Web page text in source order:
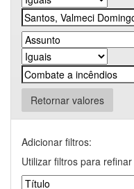
Retornar valores
Adicionar filtros:
Utilizar filtros para